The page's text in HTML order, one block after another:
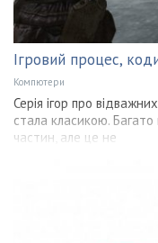
Ігровий процес,
Компютери
Серія ігор про
стала класикою.
частин, але це не